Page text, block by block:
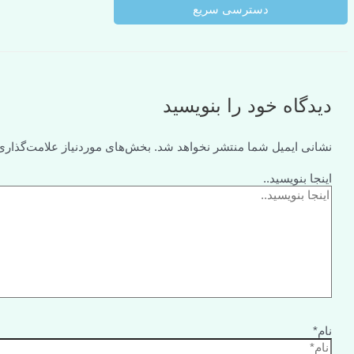
دسترسی سریع
دیدگاه‌ خود را بنویسید
نشانی ایمیل شما منتشر نخواهد شد. بخش‌های موردنیاز
اینجا بنویسید..
نام*